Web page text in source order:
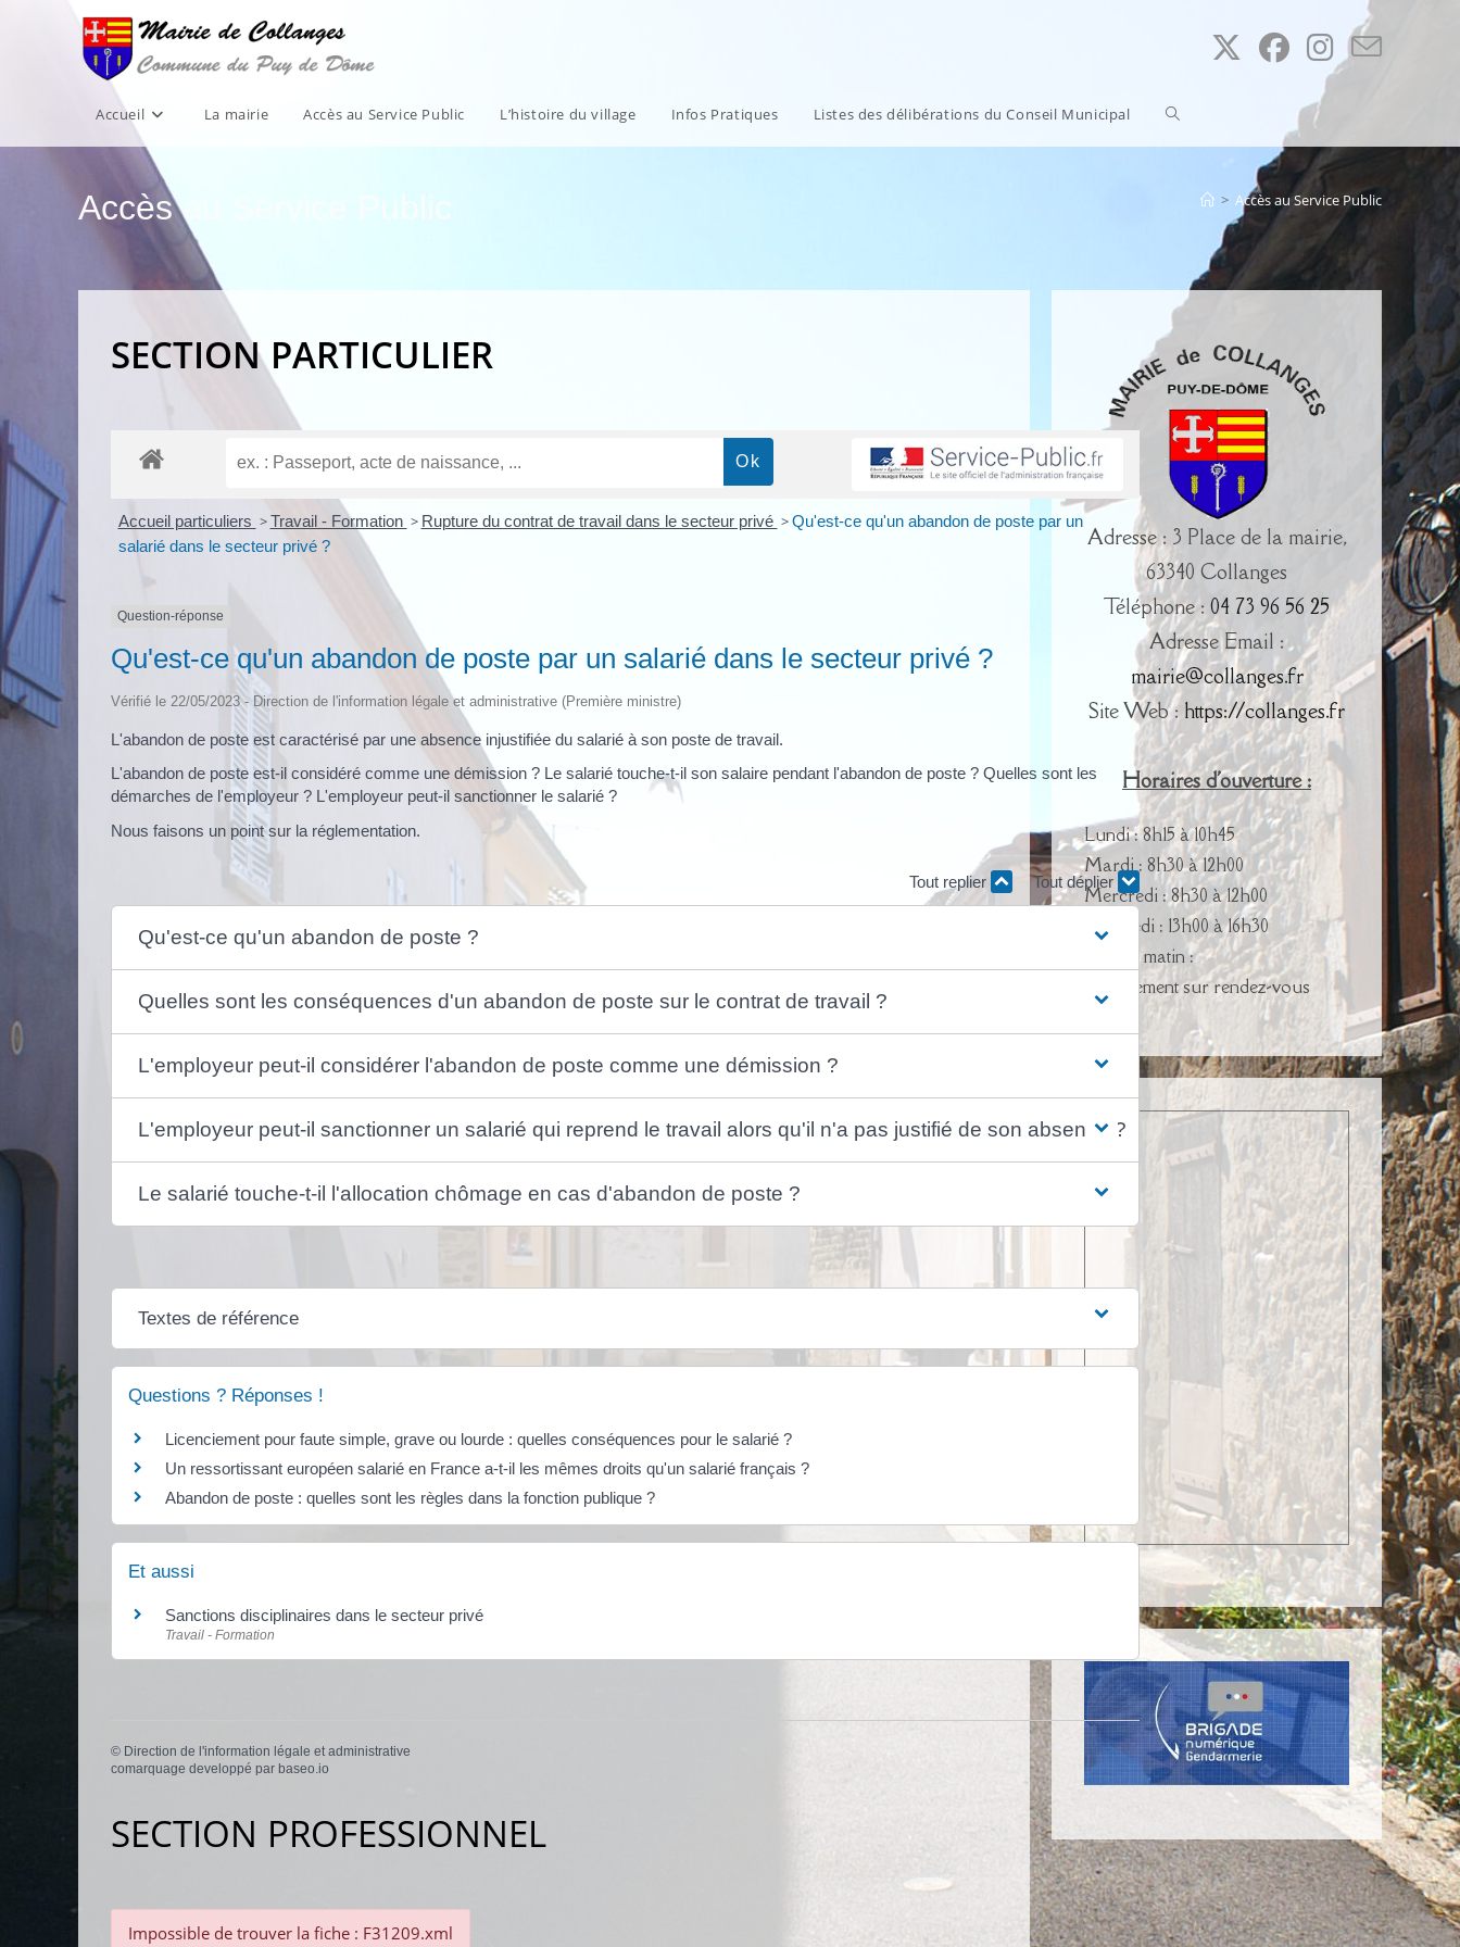
Accueil La mairie Accès au Service Public L’histoire du village Infos Pratiques Listes des délibérations du Conseil Municipal Toggle
Accès au Service Public > Accès au Service Public
SECTION PARTICULIER
Accueil particuliers > Travail - Formation > Rupture du contrat de travail dans le secteur privé > Qu'est-ce qu'un abandon de poste par un
salarié dans le secteur privé ?
Question-réponse
Qu'est-ce qu'un abandon de poste par un salarié dans le secteur privé ?
Vérifié le 22/05/2023 - Direction de l'information légale et administrative (Première ministre)
L'abandon de poste est caractérisé par une absence injustifiée du salarié à son poste de travail.
L'abandon de poste est-il considéré comme une démission ? Le salarié touche-t-il son salaire pendant l'abandon de poste ? Quelles sont les
démarches de l'employeur ? L'employeur peut-il sanctionner le salarié ?
Nous faisons un point sur la réglementation.
Tout replier Tout déplier
Qu'est-ce qu'un abandon de poste ?
Quelles sont les conséquences d'un abandon de poste sur le contrat de travail ?
L'employeur peut-il considérer l'abandon de poste comme une démission ?
L'employeur peut-il sanctionner un salarié qui reprend le travail alors qu'il n'a pas justifié de son absence ?
Le salarié touche-t-il l'allocation chômage en cas d'abandon de poste ?
Textes de référence
Questions ? Réponses !
Licenciement pour faute simple, grave ou lourde : quelles conséquences pour le salarié ?
Un ressortissant européen salarié en France a-t-il les mêmes droits qu'un salarié français ?
Abandon de poste : quelles sont les règles dans la fonction publique ?
Et aussi
Sanctions disciplinaires dans le secteur privé
Travail - Formation
© Direction de l'information légale et administrative
comarquage developpé par baseo.io
SECTION PROFESSIONNEL
Impossible de trouver la fiche : F31209.xml
Adresse : 3 Place de la mairie,
63340 Collanges
Téléphone : 04 73 96 56 25
Adresse Email :
mairie@collanges.fr
Site Web : https://collanges.fr
Horaires d'ouverture :
Lundi : 8h15 à 10h45
Mardi : 8h30 à 12h00
Mercredi : 8h30 à 12h00
Vendredi : 13h00 à 16h30
Samedi matin :
Uniquement sur rendez-vous